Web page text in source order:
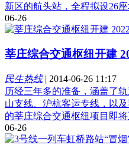
新区的航头站，全程拟设26座
06-26
莘庄综合交通枢纽开建
民生热线| 2014-06-26 11:17
历经三年多的准备，涵盖了
山支线、沪杭客运专线，以
的莘庄综合交通枢纽项目即将
06-26